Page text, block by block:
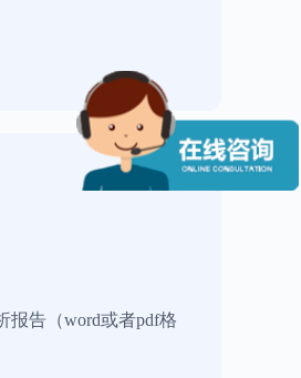
报告（word或者pdf格